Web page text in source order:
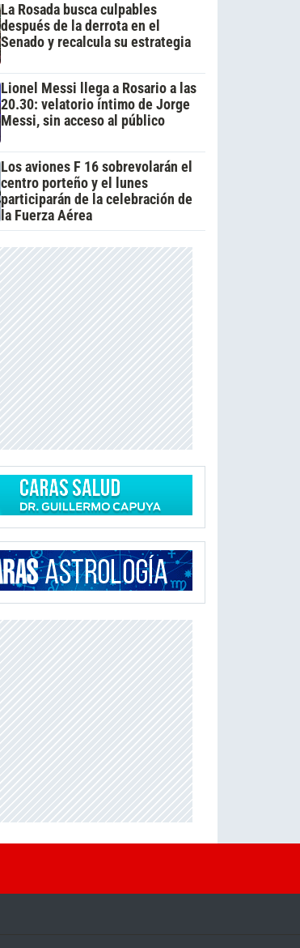
La Rosada busca culpables
después de la derrota en el
Senado y recalcula su estrategia
Lionel Messi llega a Rosario a las
20.30: velatorio íntimo de Jorge
Messi, sin acceso al público
Los aviones F 16 sobrevolarán el
centro porteño y el lunes
participarán de la celebración de
la Fuerza Aérea